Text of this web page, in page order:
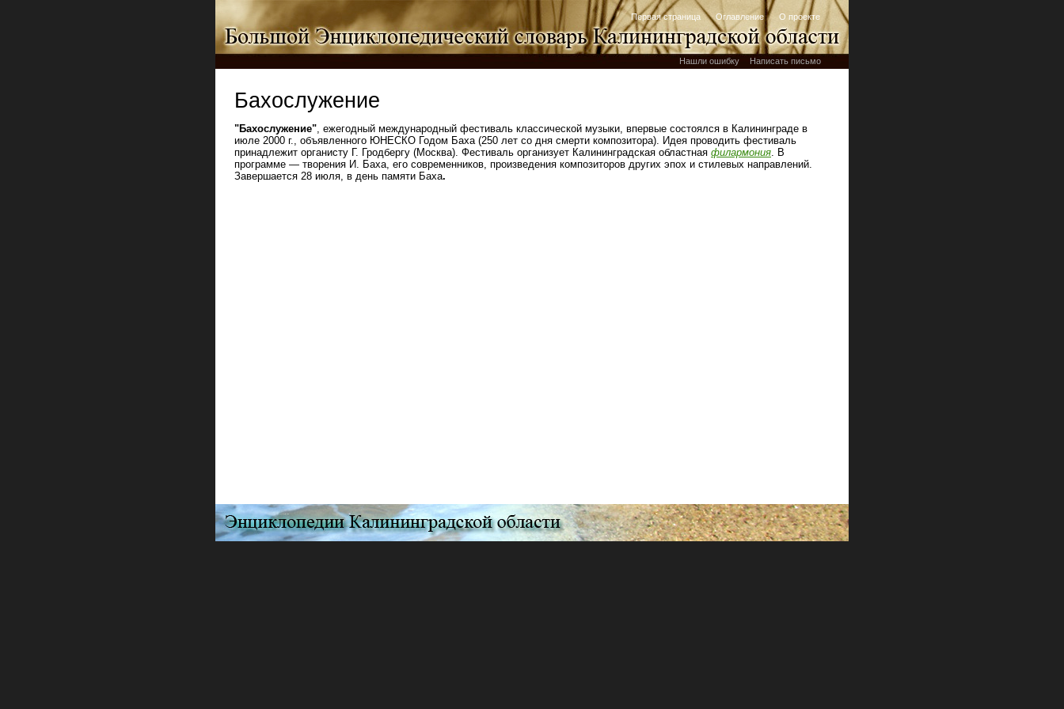
Первая страница Оглавление О проекте
Нашли ошибку Написать письмо
Бахослужение
"Бахослужение", ежегодный международный фестиваль классической музыки, впервые состоялся в Калининграде в
июле 2000 г., объявленного ЮНЕСКО Годом Баха (250 лет со дня смерти композитора). Идея проводить фестиваль
принадлежит органисту Г. Гродбергу (Москва). Фестиваль организует Калининградская областная филармония. В
программе — творения И. Баха, его современников, произведения композиторов других эпох и стилевых направлений.
Завершается 28 июля, в день памяти Баха.